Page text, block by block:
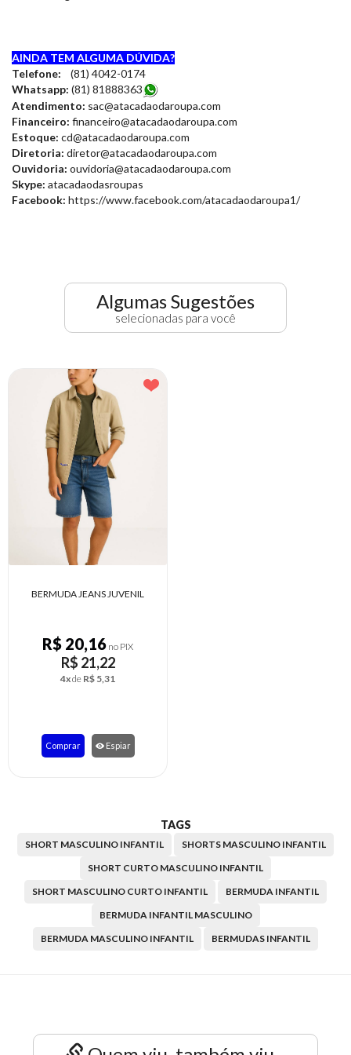
AINDA TEM ALGUMA DÚVIDA?
Telefone: (81) 4042-0174
Whatsapp: (81) 81888363
Atendimento: sac@atacadaodaroupa.com
Financeiro: financeiro@atacadaodaroupa.com
Estoque: cd@atacadaodaroupa.com
Diretoria: diretor@atacadaodaroupa.com
Ouvidoria: ouvidoria@atacadaodaroupa.com
Skype: atacadaodasroupas
Facebook: https://www.facebook.com/atacadaodaroupa1/
Algumas Sugestões
selecionadas para você
BERMUDA JEANS JUVENIL
R$ 20,16 no PIX
R$ 21,22
4xde R$ 5,31
Comprar Espiar
TAGS
SHORT MASCULINO INFANTIL
SHORTS MASCULINO INFANTIL
SHORT CURTO MASCULINO INFANTIL
SHORT MASCULINO CURTO INFANTIL
BERMUDA INFANTIL
BERMUDA INFANTIL MASCULINO
BERMUDA MASCULINO INFANTIL
BERMUDAS INFANTIL